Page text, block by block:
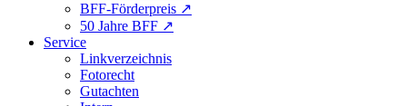
BFF-Förderpreis ↗︎
50 Jahre BFF ↗︎
Service
Linkverzeichnis
Fotorecht
Gutachten